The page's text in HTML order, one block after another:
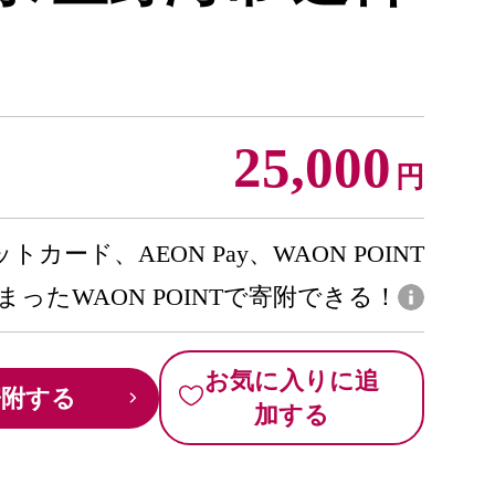
25,000 円
トカード、AEON Pay、WAON POINT
ったWAON POINTで寄附できる！
する
お気に入りに追
加する